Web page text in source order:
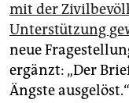
mit der
Unterstützung
neue
ergänzt: „Der
Ängste ausgelöst.“